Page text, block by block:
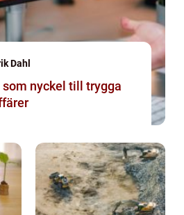
Dahl
som nyckel till trygga